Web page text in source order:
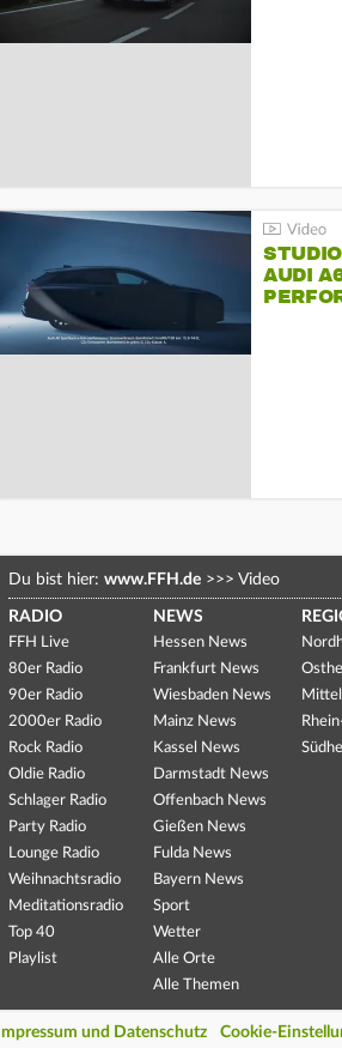
AUDI
Du bist hier: www.FFH.de >>> Video
RADIO
FFH Live
80er Radio
90er Radio
2000er Radio
Rock Radio
Oldie Radio
Schlager Radio
Party Radio
Lounge Radio
Weihnachtsradio
Meditationsradio
Top 40
Playlist
NEWS
Hessen News
Frankfurt News
Wiesbaden News
Mainz News
Kassel News
Darmstadt News
Offenbach News
Gießen News
Fulda News
Bayern News
Sport
Wetter
Alle Orte
Alle Themen
Impressum und Datenschutz Cookie-